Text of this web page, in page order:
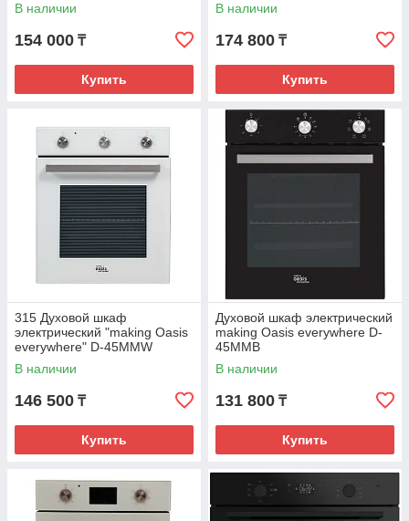
В наличии
154 000 ₸
Купить
В наличии
174 800 ₸
Купить
315 Духовой шкаф
электрический "making Oasis
everywhere" D-45MMW
В наличии
146 500 ₸
Купить
Духовой шкаф электрический
making Oasis everywhere D-
45MMB
В наличии
131 800 ₸
Купить